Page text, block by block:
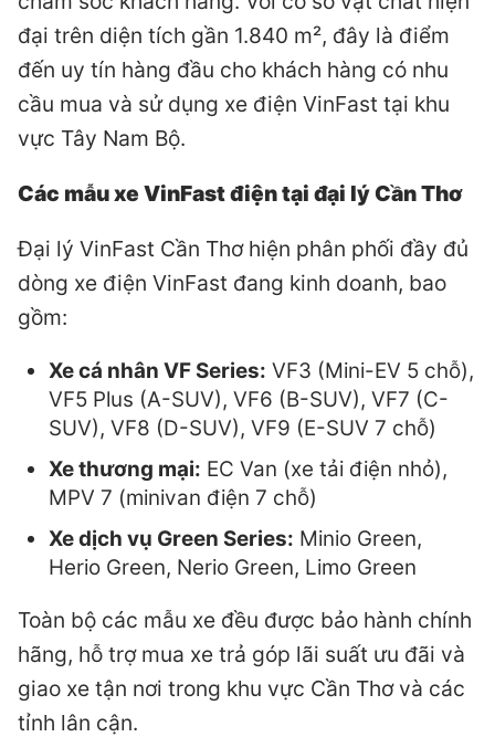
đại trên diện tích gần 1.840 m², đây là điểm
đến uy tín hàng đầu cho khách hàng có nhu
cầu mua và sử dụng xe điện VinFast tại khu
vực Tây Nam Bộ.
Các mẫu xe VinFast điện tại đại lý Cần Thơ
Đại lý VinFast Cần Thơ hiện phân phối đầy đủ
dòng xe điện VinFast đang kinh doanh, bao
gồm:
Xe cá nhân VF Series: VF3 (Mini-EV 5 chỗ),
VF5 Plus (A-SUV), VF6 (B-SUV), VF7 (C-
SUV), VF8 (D-SUV), VF9 (E-SUV 7 chỗ)
Xe thương mại: EC Van (xe tải điện nhỏ),
MPV 7 (minivan điện 7 chỗ)
Xe dịch vụ Green Series: Minio Green,
Herio Green, Nerio Green, Limo Green
Toàn bộ các mẫu xe đều được bảo hành chính
hãng, hỗ trợ mua xe trả góp lãi suất ưu đãi và
giao xe tận nơi trong khu vực Cần Thơ và các
tỉnh lân cận.